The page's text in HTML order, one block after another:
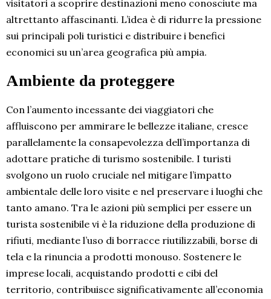
visitatori a scoprire destinazioni meno conosciute ma
altrettanto affascinanti. L’idea è di ridurre la pressione
sui principali poli turistici e distribuire i benefici
economici su un’area geografica più ampia.
Ambiente da proteggere
Con l’aumento incessante dei viaggiatori che
affluiscono per ammirare le bellezze italiane, cresce
parallelamente la consapevolezza dell’importanza di
adottare pratiche di turismo sostenibile. I turisti
svolgono un ruolo cruciale nel mitigare l’impatto
ambientale delle loro visite e nel preservare i luoghi che
tanto amano. Tra le azioni più semplici per essere un
turista sostenibile vi è la riduzione della produzione di
rifiuti, mediante l’uso di borracce riutilizzabili, borse di
tela e la rinuncia a prodotti monouso. Sostenere le
imprese locali, acquistando prodotti e cibi del
territorio, contribuisce significativamente all’economia